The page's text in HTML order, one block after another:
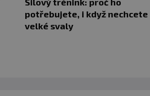
potřebujete, i když nechcete
velké svaly